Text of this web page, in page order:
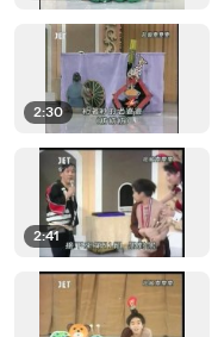
2:30
2:41